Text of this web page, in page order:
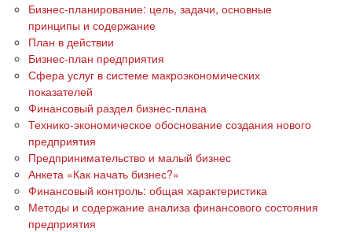
Бизнес-планирование: цель, задачи, основные
принципы и содержание
План в действии
Бизнес-план предприятия
Сфера услуг в системе макроэкономических
показателей
Финансовый раздел бизнес-плана
Технико-экономическое обоснование создания нового
предприятия
Предпринимательство и малый бизнес
Анкета «Как начать бизнес?»
Финансовый контроль: общая характеристика
Методы и содержание анализа финансового состояния
предприятия